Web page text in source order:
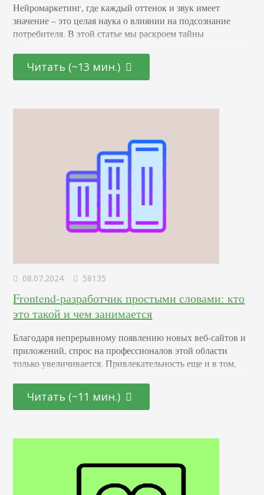
Нейромаркетинг, где каждый оттенок и звук имеет
значение – это целая наука о влиянии на подсознание
потребителя. В этой статье мы раскроем тайны
последних достижениях в области психологии и
нейронаук. От подбора цветовой палитры до создания
человеческого сознания для повышения интереса и
Читать (~13 мин.)
08.07.2024 58135
Frontend-разработчик простыми словами: кто
это такой и чем занимается
Благодаря непрерывному появлению новых веб-сайтов и
приложений, спрос на профессионалов этой области
только увеличивается. Привлекательность еще и в том,
специалистов, так и для тех, кто находится на стадии
переосмысления карьерного пути и готов начать все с
интерфейсов для сайтов и приложений. Он…
Читать (~11 мин.)